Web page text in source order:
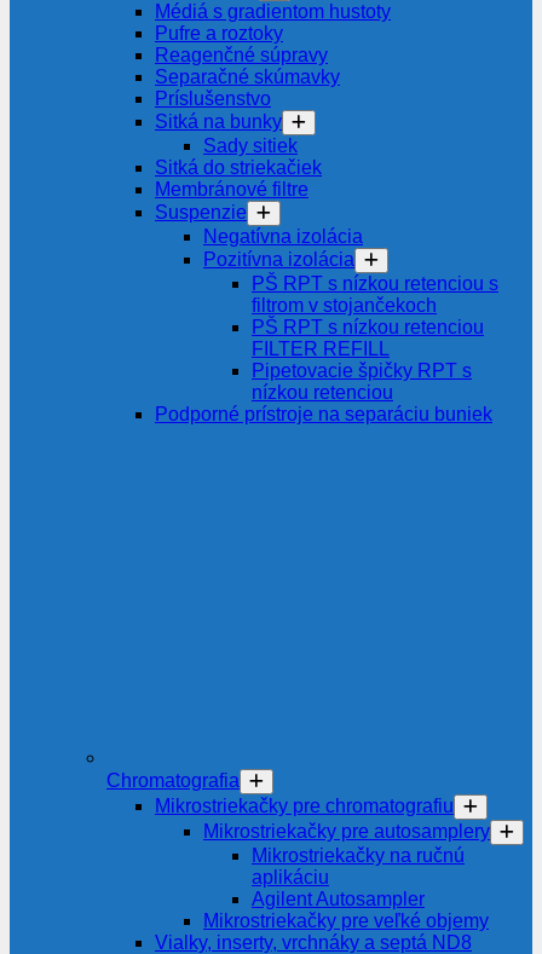
Médiá s gradientom hustoty
Pufre a roztoky
Reagenčné súpravy
Separačné skúmavky
Príslušenstvo
Sitká na bunky
Sady sitiek
Sitká do striekačiek
Membránové filtre
Suspenzie
Negatívna izolácia
Pozitívna izolácia
PŠ RPT s nízkou retenciou s
filtrom v stojančekoch
PŠ RPT s nízkou retenciou
FILTER REFILL
Pipetovacie špičky RPT s
nízkou retenciou
Podporné prístroje na separáciu buniek
Chromatografia
Mikrostriekačky pre chromatografiu
Mikrostriekačky pre autosamplery
Mikrostriekačky na ručnú
aplikáciu
Agilent Autosampler
Mikrostriekačky pre veľké objemy
Vialky, inserty, vrchnáky a septá ND8